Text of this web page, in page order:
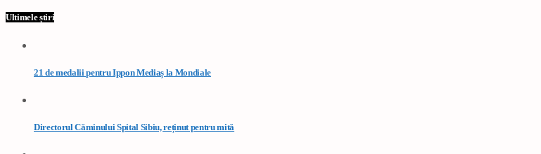
Ultimele știri
21 de medalii pentru Ippon Mediaș la Mondiale
Directorul Căminului Spital Sibiu, reținut pentru mită